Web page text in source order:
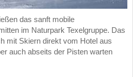
das sanft mobile
im Naturpark Texelgruppe. Das
mit Skiern direkt vom Hotel aus
auch abseits der Pisten warten